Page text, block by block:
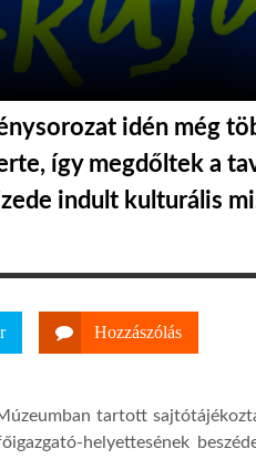
idén még
így megdőltek a
indult kulturális
Hozzászólás
tartott
helyettesének